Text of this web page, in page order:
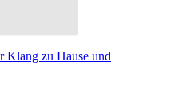
Klang zu Hause und